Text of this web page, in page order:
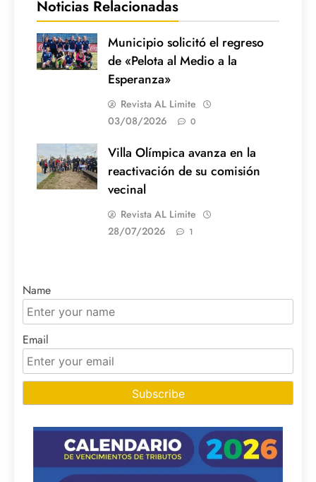
Noticias Relacionadas
Municipio solicitó el regreso
de «Pelota al Medio a la
Esperanza»
Revista AL Limite
03/08/2026
0
Villa Olímpica avanza en la
reactivación de su comisión
vecinal
Revista AL Limite
28/07/2026
1
Name
Email